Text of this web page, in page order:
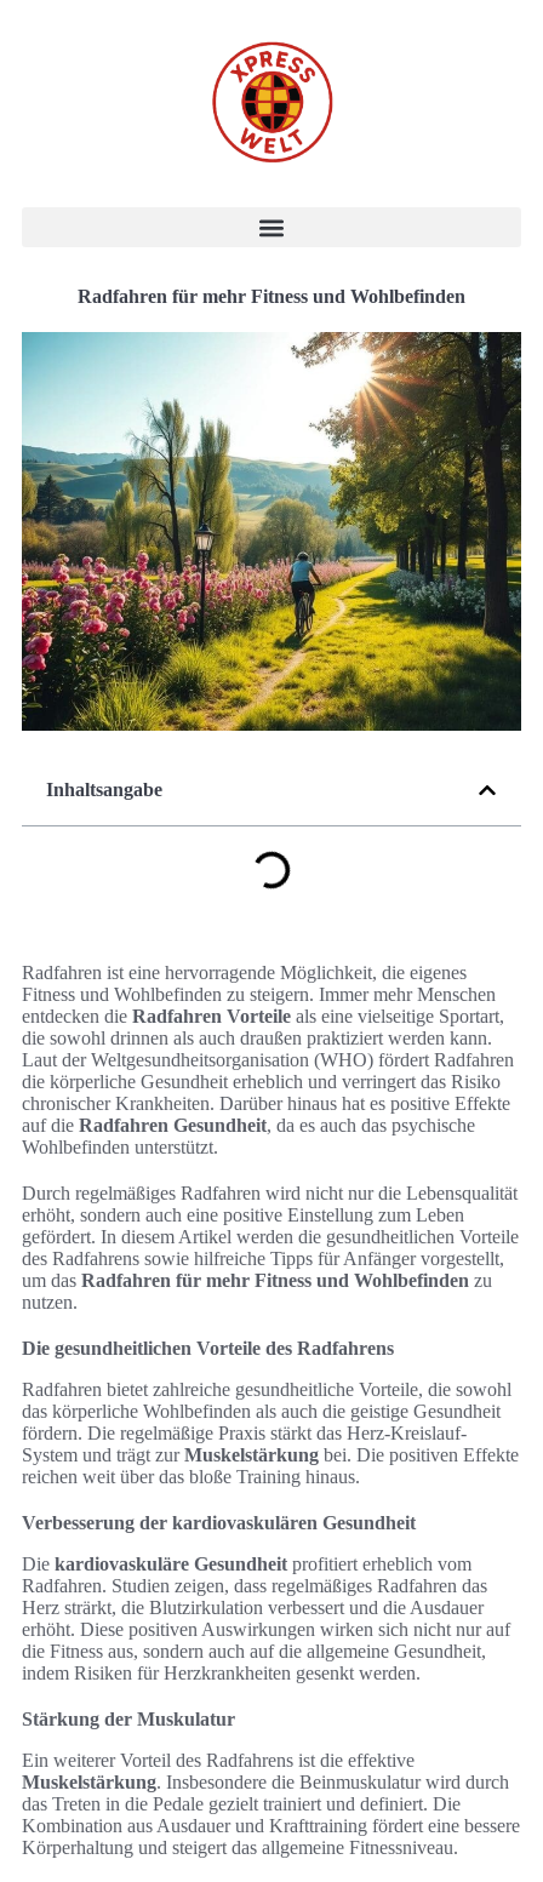
Radfahren für mehr Fitness und Wohlbefinden
Inhaltsangabe
Radfahren ist eine hervorragende Möglichkeit, die eigenes
Fitness und Wohlbefinden zu steigern. Immer mehr Menschen
entdecken die Radfahren Vorteile als eine vielseitige Sportart,
die sowohl drinnen als auch draußen praktiziert werden kann.
Laut der Weltgesundheitsorganisation (WHO) fördert Radfahren
die körperliche Gesundheit erheblich und verringert das Risiko
chronischer Krankheiten. Darüber hinaus hat es positive Effekte
auf die Radfahren Gesundheit, da es auch das psychische
Wohlbefinden unterstützt.
Durch regelmäßiges Radfahren wird nicht nur die Lebensqualität
erhöht, sondern auch eine positive Einstellung zum Leben
gefördert. In diesem Artikel werden die gesundheitlichen Vorteile
des Radfahrens sowie hilfreiche Tipps für Anfänger vorgestellt,
um das Radfahren für mehr Fitness und Wohlbefinden zu
nutzen.
Die gesundheitlichen Vorteile des Radfahrens
Radfahren bietet zahlreiche gesundheitliche Vorteile, die sowohl
das körperliche Wohlbefinden als auch die geistige Gesundheit
fördern. Die regelmäßige Praxis stärkt das Herz-Kreislauf-
System und trägt zurMuskelstärkung bei. Die positiven Effekte
reichen weit über das bloße Training hinaus.
Verbesserung der kardiovaskulären Gesundheit
Die kardiovaskuläre Gesundheit profitiert erheblich vom
Radfahren. Studien zeigen, dass regelmäßiges Radfahren das
Herz strärkt, die Blutzirkulation verbessert und die Ausdauer
erhöht. Diese positiven Auswirkungen wirken sich nicht nur auf
die Fitness aus, sondern auch auf die allgemeine Gesundheit,
indem Risiken für Herzkrankheiten gesenkt werden.
Stärkung der Muskulatur
Ein weiterer Vorteil des Radfahrens ist die effektive
Muskelstärkung. Insbesondere die Beinmuskulatur wird durch
das Treten in die Pedale gezielt trainiert und definiert. Die
Kombination aus Ausdauer und Krafttraining fördert eine bessere
Körperhaltung und steigert das allgemeine Fitnessniveau.